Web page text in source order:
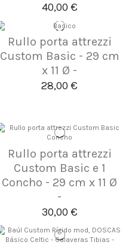
40,00 €
Rullo porta attrezzi
Custom Basic - 29 cm
x 11 Ø -
28,00 €
Rullo porta attrezzi
Custom Basic e 1
Concho - 29 cm x 11 Ø
-
30,00 €